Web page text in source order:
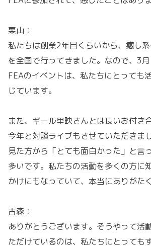
栗山：
私たちは創業2年目くらいから、癒し
を全国で行ってきました。なので、3
FEAのイベントは、私たちにとっても
じています。
また、ギール里映さんとは長いお付き
今年と対談ライブもさせていただきま
見た方から「とても面白かった」と言
多いです。私たちの活動を多くの方に
かけにもなっていて、本当にありがた
古森：
ありがとうございます。そうやって活
ただけているのは、私たちにとっても